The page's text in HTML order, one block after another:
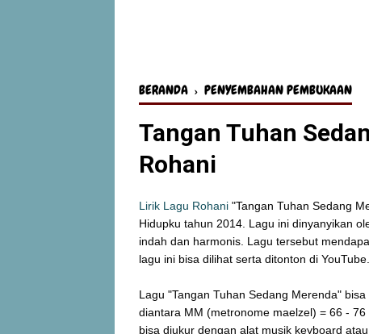
BERANDA › PENYEMBAHAN PEMBUKAAN
Tangan Tuhan
Rohani
Lirik Lagu Rohani "Tangan Tuhan Sedang
Hidupku tahun 2014. Lagu ini dinyanyikan
indah dan harmonis. Lagu tersebut
lagu ini bisa dilihat serta ditonton di YouTube.
Lagu "Tangan Tuhan Sedang Merenda"
diantara MM (metronome maelzel) = 66 -
bisa diukur dengan alat musik keyboard